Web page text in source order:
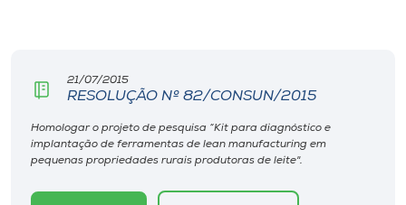
Editora
21/07/2015
RESOLUÇÃO Nº 82/CONSUN/2015
Homologar o projeto de pesquisa “Kit para diagnóstico e
implantação de ferramentas de lean manufacturing em
pequenas propriedades rurais produtoras de leite".